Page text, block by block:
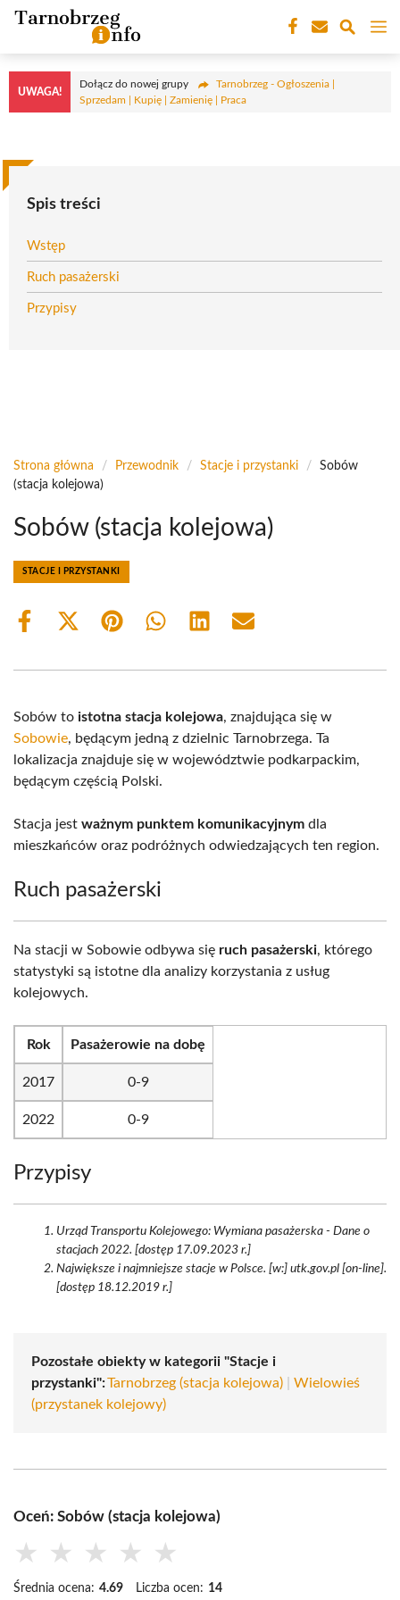
Przejdź
treści
UWAGA!
Dołącz do nowej grupy
Tarnobrzeg - Ogłoszenia |
Sprzedam | Kupię | Zamienię | Praca
Spis treści
Wstęp
Ruch pasażerski
Przypisy
Strona główna / Przewodnik / Stacje i przystanki /
Sobów
(stacja kolejowa)
Sobów (stacja kolejowa)
STACJE I PRZYSTANKI
Share
Share
(Twitter)
Share Share Share Share
Sobów to istotna stacja kolejowa, znajdująca się w
Sobowie, będącym jedną z dzielnic Tarnobrzega. Ta
lokalizacja znajduje się w województwie podkarpackim,
będącym częścią Polski.
Stacja jest ważnym punktem komunikacyjnym dla
mieszkańców oraz podróżnych odwiedzających ten region.
Ruch pasażerski
Na stacji w Sobowie odbywa się ruch pasażerski, którego
statystyki są istotne dla analizy korzystania z usług
kolejowych.
Rok Pasażerowie na dobę
2017 0-9
2022 0-9
Przypisy
Urząd Transportu Kolejowego: Wymiana pasażerska - Dane o
stacjach 2022. [dostęp 17.09.2023 r.]
Największe i najmniejsze stacje w Polsce. [w:] utk.gov.pl [on-line].
[dostęp 18.12.2019 r.]
Pozostałe obiekty w kategorii "Stacje i
przystanki":Tarnobrzeg (stacja kolejowa)
Wielowieś
(przystanek kolejowy)
Oceń: Sobów (stacja kolejowa)
★ ★ ★ ★ ★
Średnia ocena: 4.69 Liczba ocen: 14